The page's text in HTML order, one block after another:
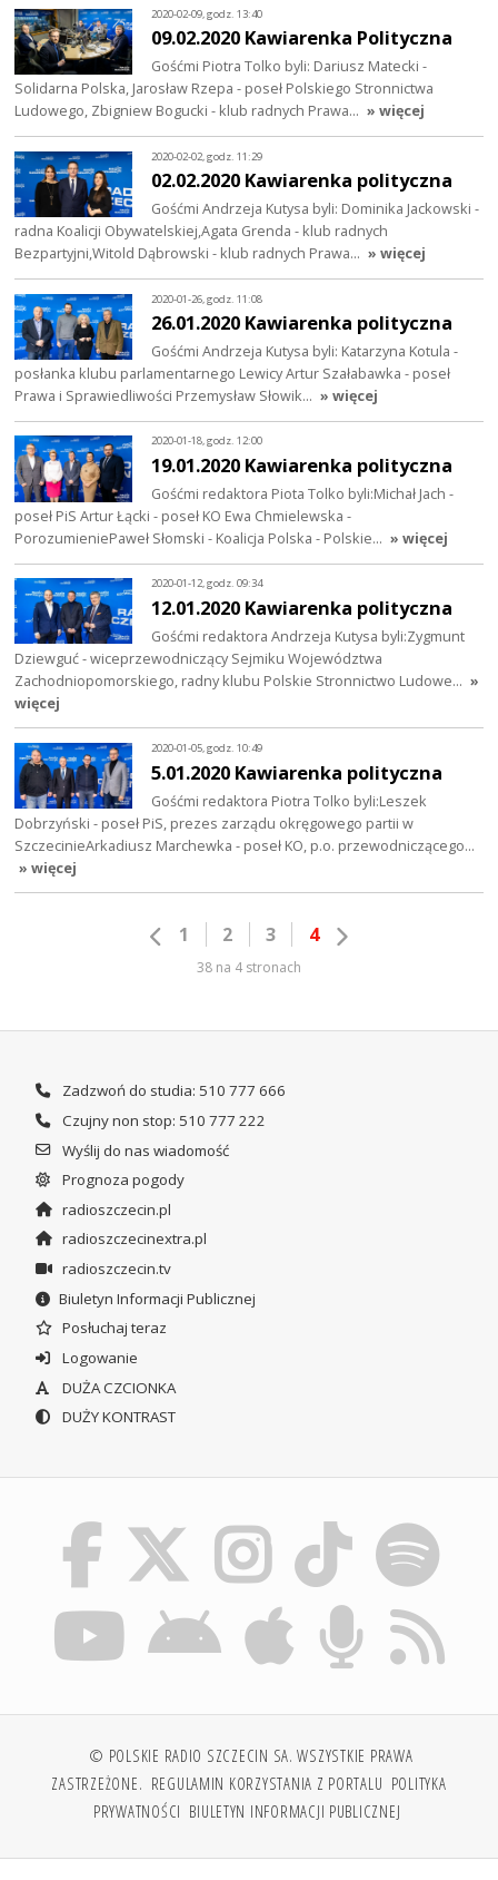
2020-02-09, godz. 13:40
09.02.2020 Kawiarenka Polityczna
Gośćmi Piotra Tolko byli: Dariusz Matecki -
Solidarna Polska, Jarosław Rzepa - poseł Polskiego Stronnictwa
Ludowego, Zbigniew Bogucki - klub radnych Prawa… » więcej
2020-02-02, godz. 11:29
02.02.2020 Kawiarenka polityczna
Gośćmi Andrzeja Kutysa byli: Dominika Jackowski -
radna Koalicji Obywatelskiej,Agata Grenda - klub radnych
Bezpartyjni,Witold Dąbrowski - klub radnych Prawa… » więcej
2020-01-26, godz. 11:08
26.01.2020 Kawiarenka polityczna
Gośćmi Andrzeja Kutysa byli: Katarzyna Kotula -
posłanka klubu parlamentarnego Lewicy Artur Szałabawka - poseł
Prawa i Sprawiedliwości Przemysław Słowik… » więcej
2020-01-18, godz. 12:00
19.01.2020 Kawiarenka polityczna
Gośćmi redaktora Piota Tolko byli:Michał Jach -
poseł PiS Artur Łącki - poseł KO Ewa Chmielewska -
PorozumieniePaweł Słomski - Koalicja Polska - Polskie… » więcej
2020-01-12, godz. 09:34
12.01.2020 Kawiarenka polityczna
Gośćmi redaktora Andrzeja Kutysa byli:Zygmunt
Dziewguć - wiceprzewodniczący Sejmiku Województwa
Zachodniopomorskiego, radny klubu Polskie Stronnictwo Ludowe… »
więcej
2020-01-05, godz. 10:49
5.01.2020 Kawiarenka polityczna
Gośćmi redaktora Piotra Tolko byli:Leszek
Dobrzyński - poseł PiS, prezes zarządu okręgowego partii w
SzczecinieArkadiusz Marchewka - poseł KO, p.o. przewodniczącego…
» więcej
1 2 3 4
38 na 4 stronach
Zadzwoń do studia: 510 777 666
Czujny non stop: 510 777 222
Wyślij do nas wiadomość
Prognoza pogody
radioszczecin.pl
radioszczecinextra.pl
radioszczecin.tv
Biuletyn Informacji Publicznej
Posłuchaj teraz
Logowanie
DUŻA CZCIONKA
DUŻY KONTRAST
© POLSKIE RADIO SZCZECIN SA. WSZYSTKIE PRAWA
ZASTRZEŻONE. REGULAMIN KORZYSTANIA Z PORTALU POLITYKA
PRYWATNOŚCI BIULETYN INFORMACJI PUBLICZNEJ